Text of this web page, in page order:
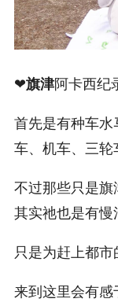
❤旗津阿卡西纪
首先是有种车水
车、机车、三轮
不过那些只是旗
其实祂也是有慢
只是为赶上都
来到这里会有感